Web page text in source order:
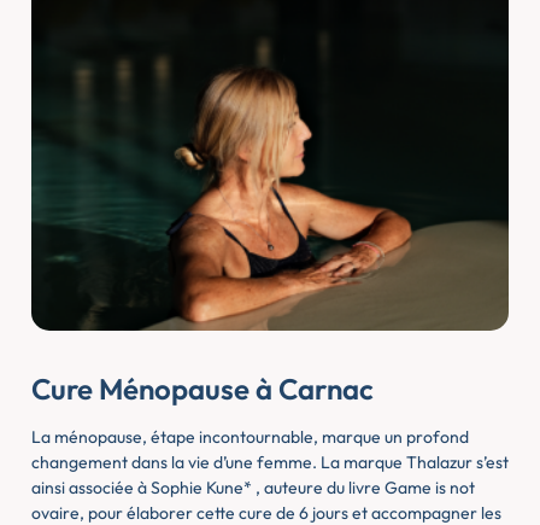
Cure Ménopause à Carnac
La ménopause, étape incontournable, marque un profond
changement dans la vie d’une femme. La marque Thalazur s’est
ainsi associée à Sophie Kune* , auteure du livre Game is not
ovaire, pour élaborer cette cure de 6 jours et accompagner les